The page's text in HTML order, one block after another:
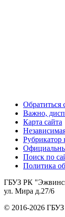
Обратиться
Важно,
Карта сайта
Рубрикатор
Поиск по
Политика
ГБУЗ РК
ул. Мира д.27/6
© 2016-2026